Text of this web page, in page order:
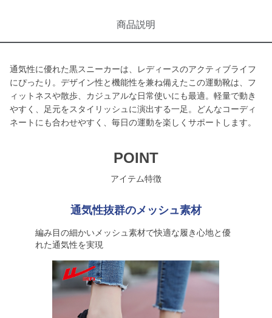
商品説明
通気性に優れた黒スニーカーは、レディースのアクティブライフ
にぴったり。デザイン性と機能性を兼ね備えたこの運動靴は、フ
ィットネスや散歩、カジュアルな日常使いにも最適。軽量で動き
やすく、足元をスタイリッシュに演出する一足。どんなコーディ
ネートにも合わせやすく、毎日の運動を楽しくサポートします。
POINT
アイテム特徴
通気性抜群のメッシュ素材
編み目の細かいメッシュ素材で快適な履き心地と優
れた通気性を実現